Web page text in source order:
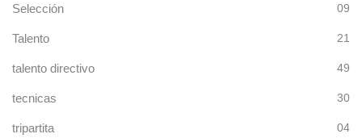
Selección 09
Talento 21
talento directivo 49
tecnicas 30
tripartita 04